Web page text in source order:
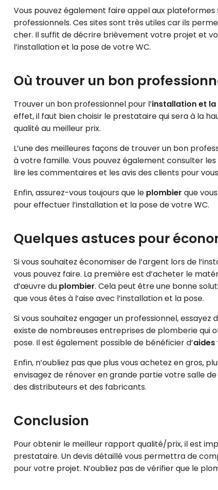
Vous pouvez également faire appel aux
professionnels. Ces sites sont très utiles car ils
cher. Il suffit de décrire brièvement votre projet et
l’installation et la pose de votre WC.
Où trouver un bon
Trouver un bon professionnel pour l’installation et
effet, il faut bien choisir le prestataire qui sera à la
qualité au meilleur prix.
L’une des meilleures façons de trouver un bon
à votre famille. Vous pouvez également consulter
lire les commentaires et les avis des clients pour
Enfin, assurez-vous toujours que le plombier que
pour effectuer l’installation et la pose de votre WC.
Quelques astuces pour
Si vous souhaitez économiser de l’argent lors de
vous pouvez faire. La première est d’acheter le
d’œuvre du plombier. Cela peut être une bonne
que vous êtes à l’aise avec l’installation et la pose.
Si vous souhaitez engager un professionnel,
existe de nombreuses entreprises de plomberie qui
pose. Il est également possible de bénéficier d’aides
Enfin, n’oubliez pas que plus vous achetez en gros,
envisagez de rénover en grande partie votre salle
des distributeurs et des fabricants.
Conclusion
Pour obtenir le meilleur rapport qualité/prix, il est
prestataire. Un devis détaillé vous permettra de
pour votre projet. N’oubliez pas de vérifier que le